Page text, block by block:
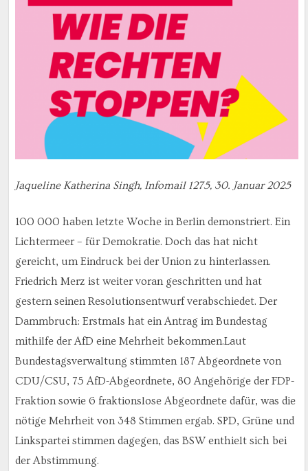
Jaqueline Katherina Singh, Infomail 1275, 30. Januar 2025
100 000 haben letzte Woche in Berlin demonstriert. Ein
Lichtermeer – für Demokratie. Doch das hat nicht
gereicht, um Eindruck bei der Union zu hinterlassen.
Friedrich Merz ist weiter voran geschritten und hat
gestern seinen Resolutionsentwurf verabschiedet. Der
Dammbruch: Erstmals hat ein Antrag im Bundestag
mithilfe der AfD eine Mehrheit bekommen.Laut
Bundestagsverwaltung stimmten 187 Abgeordnete von
CDU/CSU, 75 AfD-Abgeordnete, 80 Angehörige der FDP-
Fraktion sowie 6 fraktionslose Abgeordnete dafür, was die
nötige Mehrheit von 348 Stimmen ergab. SPD, Grüne und
Linkspartei stimmen dagegen, das BSW enthielt sich bei
der Abstimmung.